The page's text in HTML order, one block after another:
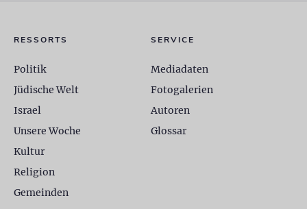
RESSORTS
Politik
Jüdische Welt
Israel
Unsere Woche
Kultur
Religion
Gemeinden
SERVICE
Mediadaten
Fotogalerien
Autoren
Glossar